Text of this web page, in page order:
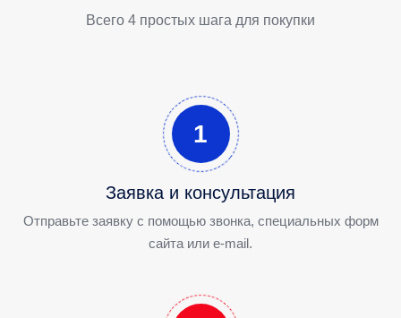
Всего 4 простых шага для покупки
1
Заявка и консультация
Отправьте заявку с помощью звонка, специальных форм
сайта или e-mail.